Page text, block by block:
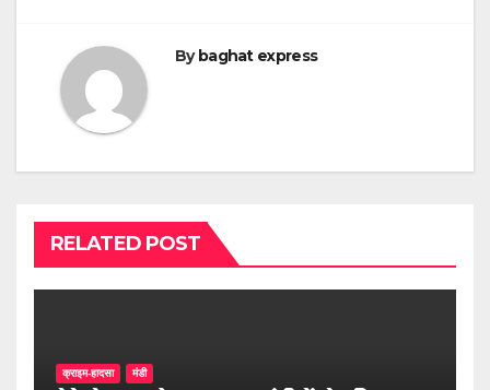
Bybaghat express
RELATED POST
क्राइम-हादसा मंडी